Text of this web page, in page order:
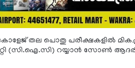
തല പൊതു പരീക്ഷകളില്‍
(സി.ഐ.സി) റയ്യാന്‍ സോണ്‍